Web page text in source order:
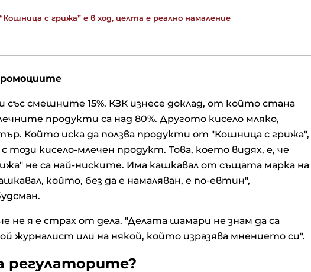
с грижа” е в ход, целта е реално намаление
със смешните 15%. КЗК изнесе доклад, от който стана
продукти са над 80%. Другото кисело мляко,
Който иска да ползва продукти от "Кошница с грижа",
този кисело-млечен продукт. Това, което видях, е, че
не са най-ниските. Има кашкавал от същата марка на
който, без да е намаляван, е по-евтин",
не я е страх от дела. "Делата шамари не знам да са
журналист или на някой, който изразява мнението си".
регулаторите?
Колко отворена е България към